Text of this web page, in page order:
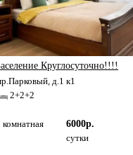
Круглосуточно!!!!
д.1 к1
2+2+2
комнатная
6000р.
сутки